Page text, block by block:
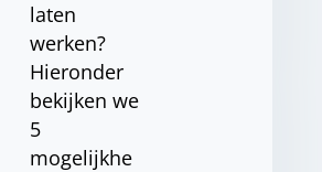
laten
werken?
Hieronder
bekijken we
5
mogelijkhe